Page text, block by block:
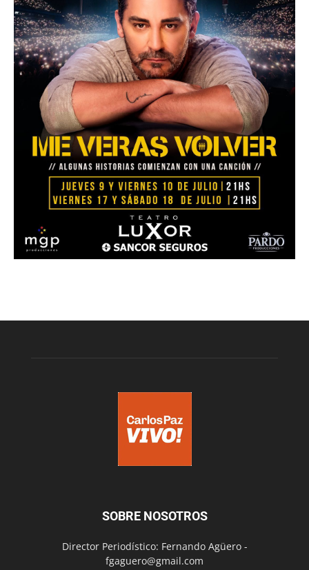
SOBRE NOSOTROS
Director Periodístico: Fernando Agüero -
fgaguero@gmail.com